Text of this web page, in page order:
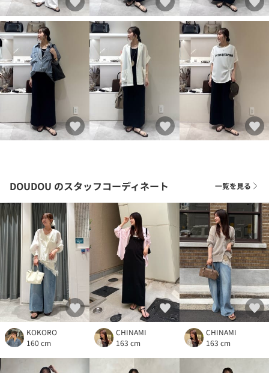
DOUDOU のスタッフコーディネート 一覧を見る
KOKORO
160 cm
CHINAMI
163 cm
CHINAMI
163 cm